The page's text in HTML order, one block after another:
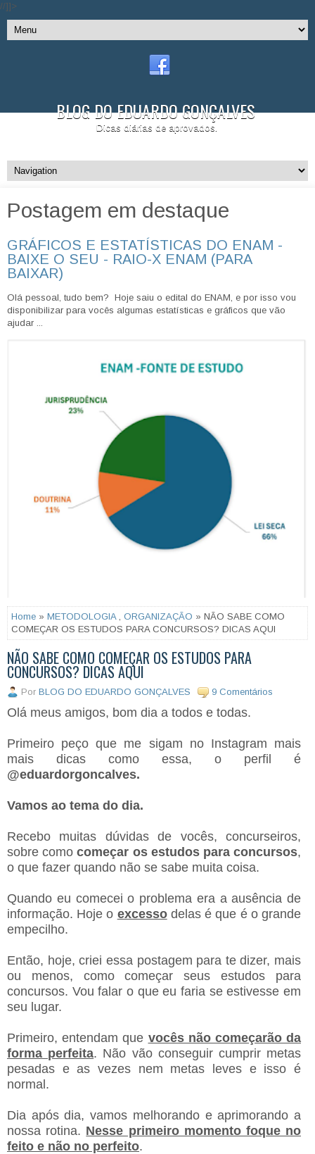
//]]>
BLOG DO EDUARDO GONÇALVES
Dicas diárias de aprovados.
Postagem em destaque
GRÁFICOS E ESTATÍSTICAS DO ENAM -
BAIXE O SEU - RAIO-X ENAM (PARA
BAIXAR)
Olá pessoal, tudo bem? Hoje saiu o edital do ENAM, e por isso vou
disponibilizar para vocês algumas estatísticas e gráficos que vão
ajudar ...
Home » METODOLOGIA ORGANIZAÇÃO » NÃO SABE COMO
COMEÇAR OS ESTUDOS PARA CONCURSOS? DICAS AQUI
NÃO SABE COMO COMEÇAR OS ESTUDOS PARA
CONCURSOS? DICAS AQUI
Por BLOG DO EDUARDO GONÇALVES 9 Comentários
Olá meus amigos, bom dia a todos e todas.
Primeiro peço que me sigam no Instagram mais
mais dicas como essa, o perfil é
@eduardorgoncalves.
Vamos ao tema do dia.
Recebo muitas dúvidas de vocês, concurseiros,
sobre comocomeçar os estudos para concursos,
o que fazer quando não se sabe muita coisa.
Quando eu comecei o problema era a ausência de
informação. Hoje o excessodelas é que é o grande
empecilho.
Então, hoje, criei essa postagem para te dizer, mais
ou menos, como começar seus estudos para
concursos. Vou falar o que eu faria se estivesse em
seu lugar.
Primeiro, entendam que vocês não começarão da
forma perfeita. Não vão conseguir cumprir metas
pesadas e as vezes nem metas leves e isso é
normal.
Dia após dia, vamos melhorando e aprimorando a
nossa rotina. Nesse primeiro momento foque no
feito e não no perfeito.